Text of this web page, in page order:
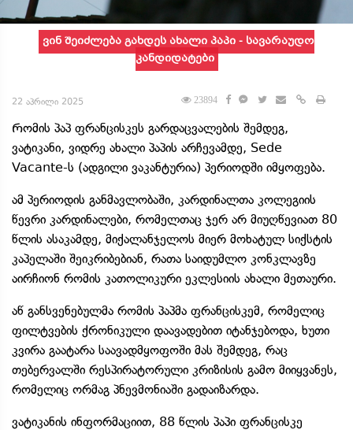
ვინ შეიძლება გახდეს ახალი პაპი - სავარაუდო
კანდიდატები
22 აპრილი 2025 23894
Რომის პაპ ფრანცისკეს გარდაცვალების შემდეგ,
ვატიკანი, ვიდრე ახალი პაპის არჩევამდე, Sede
Vacante-ს (ადგილი ვაკანტურია) პერიოდში იმყოფება.
ამ პერიოდის განმავლობაში, კარდინალთა კოლეგიის
წევრი კარდინალები, რომელთაც ჯერ არ მიუღწევიათ 80
წლის ასაკამდე, მიქალანჯელოს მიერ მოხატულ სიქსტის
კაპელაში შეიკრიბებიან, რათა საიდუმლო კონკლავზე
აირჩიონ რომის კათოლიკური ეკლესიის ახალი მეთაური.
აწ განსვენებულმა რომის პაპმა ფრანცისკემ, რომელიც
ფილტვების ქრონიკული დაავადებით იტანჯებოდა, ხუთი
კვირა გაატარა საავადმყოფოში მას შემდეგ, რაც
თებერვალში რესპირატორული კრიზისის გამო მიიყვანეს,
რომელიც ორმაგ პნევმონიაში გადაიზარდა.
ვატიკანის ინფორმაციით, 88 წლის პაპი ფრანცისკე